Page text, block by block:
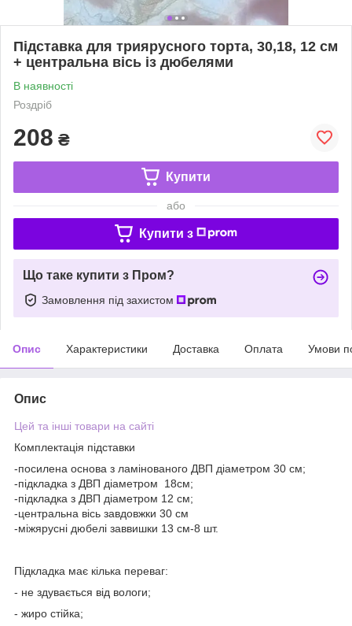
Підставка для триярусного торта, 30,18, 12 см
+ центральна вісь із дюбелями
В наявності
Роздріб
208 ₴
Купити
або
Купити з
Що таке купити з Пром?
Замовлення під захистом
Опис Характеристики Доставка Оплата Умови
Опис
Цей та інші товари на сайті
Комплектація підставки
-посилена основа з ламінованого ДВП діаметром 30 см;
-підкладка з ДВП діаметром 18см;
-підкладка з ДВП діаметром 12 см;
-центральна вісь завдовжки 30 см
-міжярусні дюбелі заввишки 13 см-8 шт.
Підкладка має кілька переваг:
- не здувається від вологи;
- жиро стійка;